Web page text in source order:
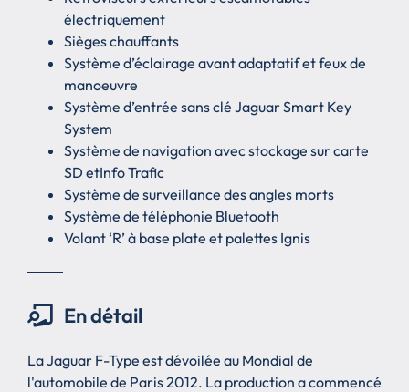
électriquement
Sièges chauffants
Système d’éclairage avant adaptatif et feux de
manoeuvre
Système d’entrée sans clé Jaguar Smart Key
System
Système de navigation avec stockage sur carte
SD etInfo Trafic
Système de surveillance des angles morts
Système de téléphonie Bluetooth
Volant ‘R’ à base plate et palettes Ignis
En détail
La Jaguar F-Type est dévoilée au Mondial de
l'automobile de Paris 2012. La production a commencé